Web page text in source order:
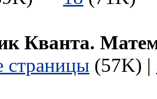
Кванта.
страницы (57K) |